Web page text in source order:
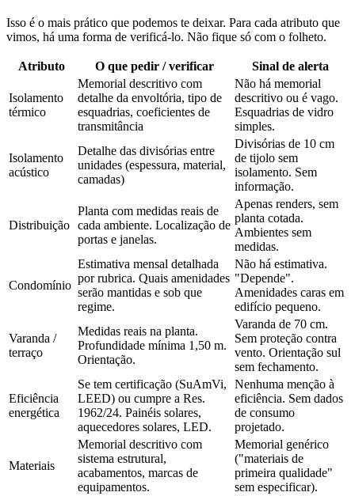
Isso é o mais prático que podemos te deixar. Para cada atributo que
vimos, há uma forma de verificá-lo. Não fique só com o folheto.
Atributo O que pedir / verificar Sinal de alerta
Isolamento
térmico
Memorial descritivo com
detalhe da envoltória, tipo de
esquadrias, coeficientes de
transmitância
Não há memorial
descritivo ou é vago.
Esquadrias de vidro
simples.
Isolamento
acústico
Detalhe das divisórias entre
unidades (espessura, material,
camadas)
Divisórias de 10 cm
de tijolo sem
isolamento. Sem
informação.
Distribuição
Planta com medidas reais de
cada ambiente. Localização de
portas e janelas.
Apenas renders, sem
planta cotada.
Ambientes sem
medidas.
Condomínio
Estimativa mensal detalhada
por rubrica. Quais amenidades
serão mantidas e sob que
regime.
Não há estimativa.
"Depende".
Amenidades caras em
edifício pequeno.
Varanda /
terraço
Medidas reais na planta.
Profundidade mínima 1,50 m.
Orientação.
Varanda de 70 cm.
Sem proteção contra
vento. Orientação sul
sem fechamento.
Eficiência
energética
Se tem certificação (SuAmVi,
LEED) ou cumpre a Res.
1962/24. Painéis solares,
aquecedores solares, LED.
Nenhuma menção à
eficiência. Sem dados
de consumo
projetado.
Materiais
Memorial descritivo com
sistema estrutural,
acabamentos, marcas de
equipamentos.
Memorial genérico
("materiais de
primeira qualidade"
sem especificar).